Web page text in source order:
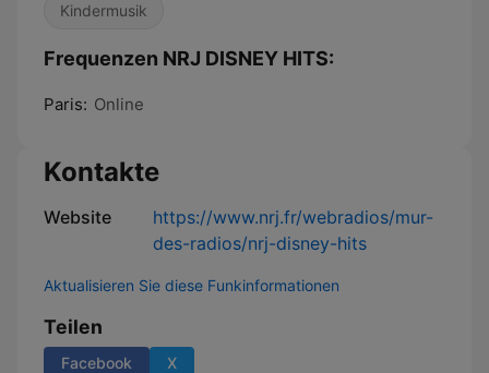
Kindermusik
Frequenzen NRJ DISNEY HITS:
Paris: Online
Kontakte
Website
https://www.nrj.fr/webradios/mur-
des-radios/nrj-disney-hits
Aktualisieren Sie diese Funkinformationen
Teilen
Facebook X